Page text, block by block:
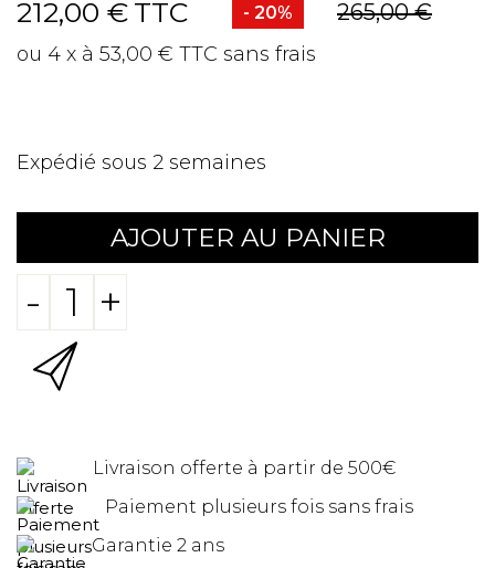
212,00 € TTC - 20% 265,00 €
ou 4 x à 53,00 € TTC sans frais
Expédié sous 2 semaines
AJOUTER AU PANIER
- +
Livraison offerte à partir de 500€
Paiement plusieurs fois sans frais
Garantie 2 ans